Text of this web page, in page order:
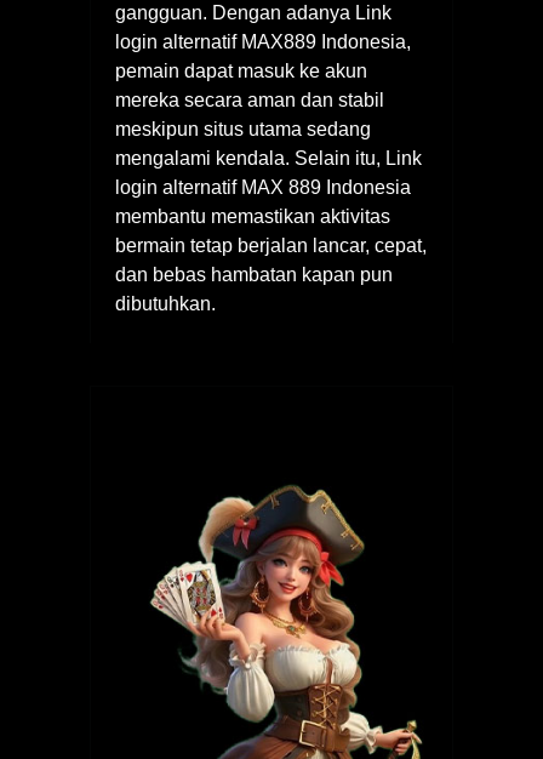
gangguan. Dengan adanya Link
login alternatif MAX889 Indonesia,
pemain dapat masuk ke akun
mereka secara aman dan stabil
meskipun situs utama sedang
mengalami kendala. Selain itu, Link
login alternatif MAX 889 Indonesia
membantu memastikan aktivitas
bermain tetap berjalan lancar, cepat,
dan bebas hambatan kapan pun
dibutuhkan.